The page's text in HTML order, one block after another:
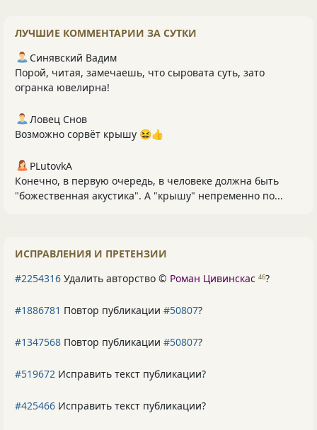
ЛУЧШИЕ КОММЕНТАРИИ ЗА СУТКИ
Синявский Вадим
Порой, читая, замечаешь, что сыровата суть, зато
огранка ювелирна!
Ловец Снов
Возможно сорвёт крышу 😆👍
PLutоvkА
Конечно, в первую очередь, в человеке должна быть
"божественная акустика". А "крышу" непременно по...
ИСПРАВЛЕНИЯ И ПРЕТЕНЗИИ
#2254316 Удалить авторство © Роман Цивинскас 46?
#1886781 Повтор публикации #50807?
#1347568 Повтор публикации #50807?
#519672 Исправить текст публикации?
#425466 Исправить текст публикации?